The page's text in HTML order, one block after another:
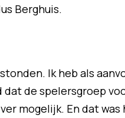
Berghuis.
Ik heb als
de spelersgroep
mogelijk. En dat